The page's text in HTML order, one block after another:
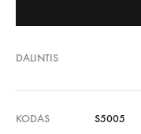
DALINTIS
KODAS
S5005